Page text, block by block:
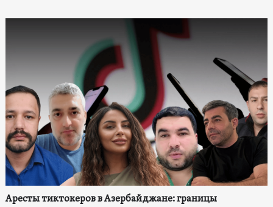
Аресты тиктокеров в Азербайджане: границы